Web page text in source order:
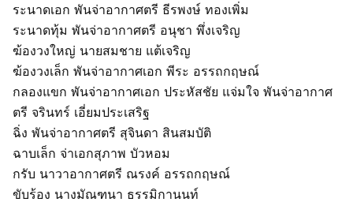
ระนาดเอก พันจ่าอากาศตรี ธีรพงษ์ ทองเพิ่ม
ระนาดทุ้ม พันจ่าอากาศตรี อนุชา พึ่งเจริญ
ฆ้องวงใหญ่ นายสมชาย แต้เจริญ
ฆ้องวงเล็ก พันจ่าอากาศเอก พีระ อรรถกฤษณ์
กลองแขก พันจ่าอากาศเอก ประหัสชัย แจ่มใจ พันจ่าอากาศ
ตรี จรินทร์ เอี่ยมประเสริฐ
ฉิ่ง พันจ่าอากาศตรี สุจินดา สินสมบัติ
ฉาบเล็ก จ่าเอกสุภาพ บัวหอม
กรับ นาวาอากาศตรี ณรงค์ อรรถกฤษณ์
ขับร้อง นางมัณฑนา ธรรมิกานนท์